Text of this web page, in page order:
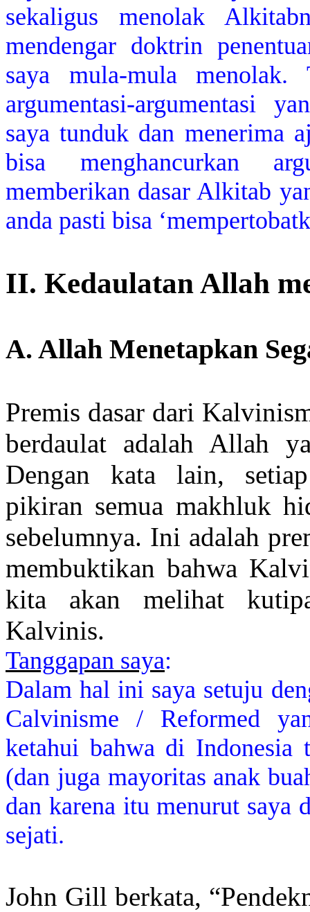
sekaligus menolak
mendengar doktrin
saya mula-mula menolak.
argumentasi-argumentasi
saya tunduk dan menerima
bisa menghancurkan
memberikan dasar Alkitab
anda pasti bisa
II. Kedaulatan Allah
A. Allah Menetapkan
Premis dasar dari
berdaulat adalah Allah
Dengan kata lain,
pikiran semua makhluk
sebelumnya. Ini adalah
membuktikan bahwa
kita akan melihat
Kalvinis.
Tanggapan saya:
Dalam hal ini saya setuju
Calvinisme / Reformed
ketahui bahwa di Indonesia
(dan juga mayoritas anak
dan karena itu menurut saya
sejati.
John Gill berkata,